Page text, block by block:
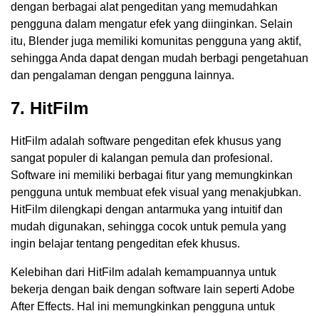
dengan berbagai alat pengeditan yang memudahkan
pengguna dalam mengatur efek yang diinginkan. Selain
itu, Blender juga memiliki komunitas pengguna yang aktif,
sehingga Anda dapat dengan mudah berbagi pengetahuan
dan pengalaman dengan pengguna lainnya.
7. HitFilm
HitFilm adalah software pengeditan efek khusus yang
sangat populer di kalangan pemula dan profesional.
Software ini memiliki berbagai fitur yang memungkinkan
pengguna untuk membuat efek visual yang menakjubkan.
HitFilm dilengkapi dengan antarmuka yang intuitif dan
mudah digunakan, sehingga cocok untuk pemula yang
ingin belajar tentang pengeditan efek khusus.
Kelebihan dari HitFilm adalah kemampuannya untuk
bekerja dengan baik dengan software lain seperti Adobe
After Effects. Hal ini memungkinkan pengguna untuk